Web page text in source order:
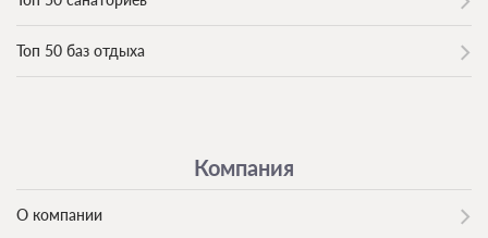
Топ 50 баз отдыха
Компания
О компании